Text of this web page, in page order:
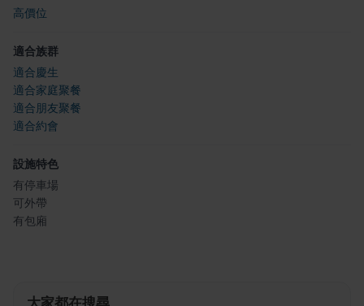
高價位
適合族群
適合慶生
適合家庭聚餐
適合朋友聚餐
適合約會
設施特色
有停車場
可外帶
有包廂